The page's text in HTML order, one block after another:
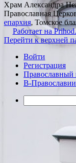
Храм Александра
Православная
епархия, Томское
Работает на
Перейти к верхней
Войти
Регистрация
Православный
В-